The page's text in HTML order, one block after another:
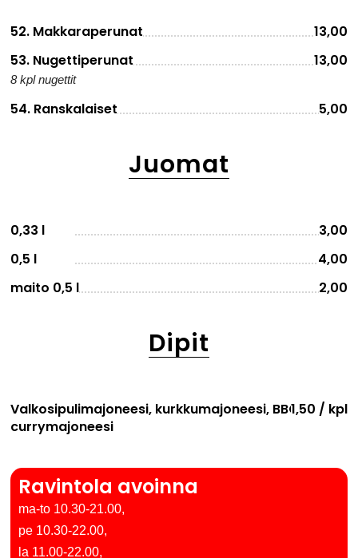
52. Makkaraperunat
13,00
53. Nugettiperunat
13,00
8 kpl nugettit
54. Ranskalaiset 5,00
Juomat
0,33 l
3,00
0,5 l
4,00
maito 0,5 l
2,00
Dipit
Valkosipulimajoneesi, kurkkumajoneesi, BBQ,
currymajoneesi
1,50 / kpl
Ravintola avoinna
ma-to 10.30-21.00,
pe 10.30-22.00,
la 11.00-22.00,